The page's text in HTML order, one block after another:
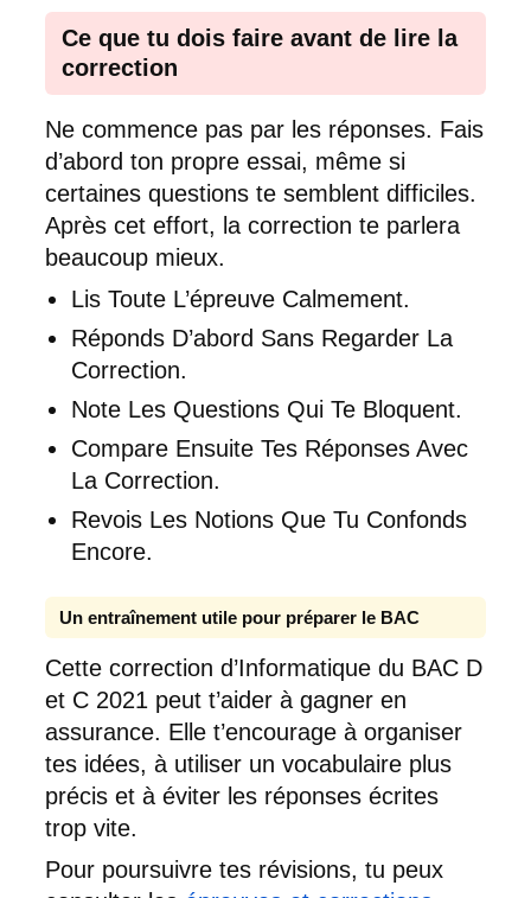
Ce que tu dois faire avant de lire la
correction
Ne commence pas par les réponses. Fais
d’abord ton propre essai, même si
certaines questions te semblent difficiles.
Après cet effort, la correction te parlera
beaucoup mieux.
Lis Toute L’épreuve Calmement.
Réponds D’abord Sans Regarder La
Correction.
Note Les Questions Qui Te Bloquent.
Compare Ensuite Tes Réponses Avec
La Correction.
Revois Les Notions Que Tu Confonds
Encore.
Un entraînement utile pour préparer le BAC
Cette correction d’Informatique du BAC D
et C 2021 peut t’aider à gagner en
assurance. Elle t’encourage à organiser
tes idées, à utiliser un vocabulaire plus
précis et à éviter les réponses écrites
trop vite.
Pour poursuivre tes révisions, tu peux